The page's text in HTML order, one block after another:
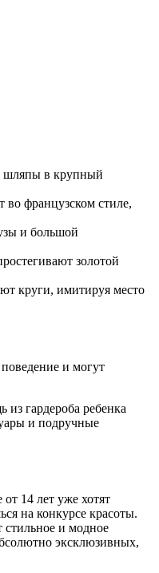
шляпы в крупный
французском стиле,
и большой
золотой
круги, имитируя место
и могут
гардероба ребенка
и подручные
14 лет уже хотят
на конкурсе красоты.
стильное и модное
эксклюзивных,